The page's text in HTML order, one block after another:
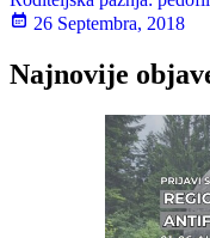
26 Septembra, 2018
Najnovije